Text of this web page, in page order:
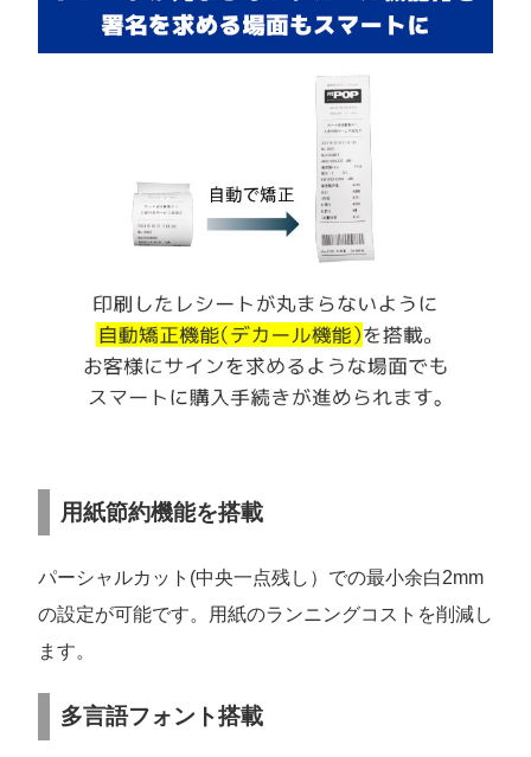
用紙節約機能を搭載
パーシャルカット(中央一点残し）での最小余白2mm
の設定が可能です。用紙のランニングコストを削減し
ます。
多言語フォント搭載